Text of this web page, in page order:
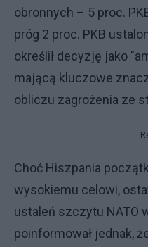
obronnych – 5 proc.
próg 2 proc. PKB
określił decyzję jako
mającą kluczowe
obliczu zagrożenia ze
Choć Hiszpania
wysokiemu celowi,
ustaleń szczytu NATO
poinformował jednak,